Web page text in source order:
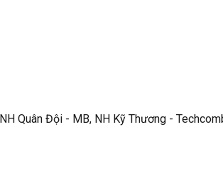
Quân Đội - MB, NH Kỹ Thương -